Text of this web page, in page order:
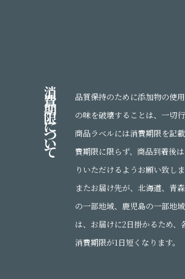
消
費
期
限
に
つ
い
て
品質保持のために添加物の使
の味を破壊することは、一切
商品ラベルには消費期限を記
費期限に限らず、商品到着後
りいただけるようお願い致しま
またお届け先が、北海道、青
の一部地域、鹿児島の一部地
は、お届けに2日掛かるため、
消費期限が1日短くなります。